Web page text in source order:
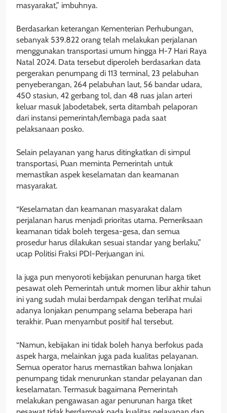
masyarakat,” imbuhnya.
Berdasarkan keterangan Kementerian Perhubungan,
sebanyak 539.822 orang telah melakukan perjalanan
menggunakan transportasi umum hingga H-7 Hari Raya
Natal 2024. Data tersebut diperoleh berdasarkan data
pergerakan penumpang di 113 terminal, 23 pelabuhan
penyeberangan, 264 pelabuhan laut, 56 bandar udara,
450 stasiun, 42 gerbang tol, dan 48 ruas jalan arteri
keluar masuk Jabodetabek, serta ditambah pelaporan
dari instansi pemerintah/lembaga pada saat
pelaksanaan posko.
Selain pelayanan yang harus ditingkatkan di simpul
transportasi, Puan meminta Pemerintah untuk
memastikan aspek keselamatan dan keamanan
masyarakat.
“Keselamatan dan keamanan masyarakat dalam
perjalanan harus menjadi prioritas utama. Pemeriksaan
keamanan tidak boleh tergesa-gesa, dan semua
prosedur harus dilakukan sesuai standar yang berlaku,”
ucap Politisi Fraksi PDI-Perjuangan ini.
Ia juga pun menyoroti kebijakan penurunan harga tiket
pesawat oleh Pemerintah untuk momen libur akhir tahun
ini yang sudah mulai berdampak dengan terlihat mulai
adanya lonjakan penumpang selama beberapa hari
terakhir. Puan menyambut positif hal tersebut.
“Namun, kebijakan ini tidak boleh hanya berfokus pada
aspek harga, melainkan juga pada kualitas pelayanan.
Semua operator harus memastikan bahwa lonjakan
penumpang tidak menurunkan standar pelayanan dan
keselamatan. Termasuk bagaimana Pemerintah
melakukan pengawasan agar penurunan harga tiket